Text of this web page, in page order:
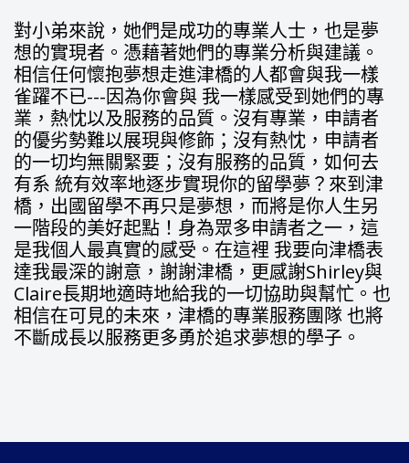
對小弟來說，她們是成功的專業人士，也是夢
想的實現者。憑藉著她們的專業分析與建議。
相信任何懷抱夢想走進津橋的人都會與我一樣
雀躍不已---因為你會與 我一樣感受到她們的專
業，熱忱以及服務的品質。沒有專業，申請者
的優劣勢難以展現與修飾；沒有熱忱，申請者
的一切均無關緊要；沒有服務的品質，如何去
有系 統有效率地逐步實現你的留學夢？來到津
橋，出國留學不再只是夢想，而將是你人生另
一階段的美好起點！身為眾多申請者之一，這
是我個人最真實的感受。在這裡 我要向津橋表
達我最深的謝意，謝謝津橋，更感謝Shirley與
Claire長期地適時地給我的一切協助與幫忙。也
相信在可見的未來，津橋的專業服務團隊 也將
不斷成長以服務更多勇於追求夢想的學子。